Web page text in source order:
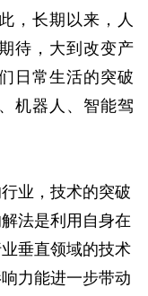
，长期以来，人
待，大到改变产
日常生活的突破
、机器人、智能驾
业，技术的突破
法是利用自身在
垂直领域的技术
力能进一步带动